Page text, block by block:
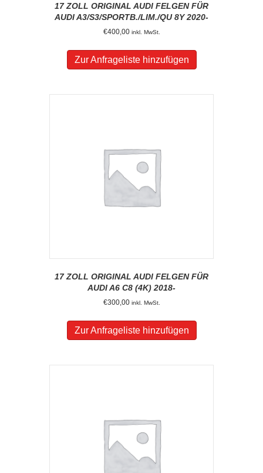
17 ZOLL ORIGINAL AUDI FELGEN FÜR
AUDI A3/S3/SPORTB./LIM./QU 8Y 2020-
€400,00 inkl. MwSt.
Zur Anfrageliste hinzufügen
17 ZOLL ORIGINAL AUDI FELGEN FÜR
AUDI A6 C8 (4K) 2018-
€300,00 inkl. MwSt.
Zur Anfrageliste hinzufügen